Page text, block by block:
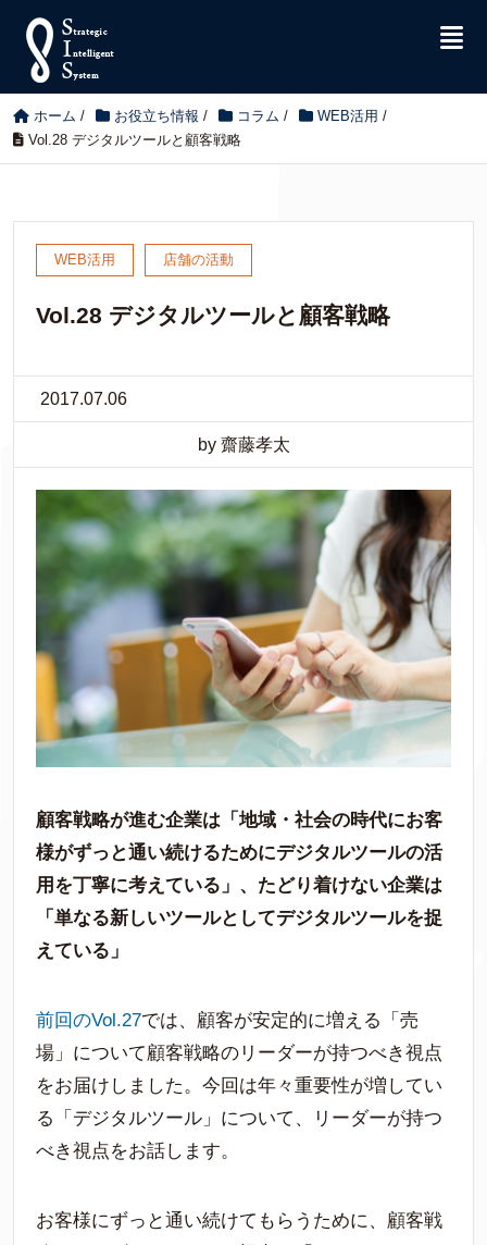
ホーム / お役立ち情報 / コラム / WEB活用 /
Vol.28 デジタルツールと顧客戦略
WEB活用 店舗の活動
Vol.28 デジタルツールと顧客戦略
2017.07.06
by 齋藤孝太
顧客戦略が進む企業は「地域・社会の時代にお客
様がずっと通い続けるためにデジタルツールの活
用を丁寧に考えている」、たどり着けない企業は
「単なる新しいツールとしてデジタルツールを捉
えている」
前回のVol.27では、顧客が安定的に増える「売
場」について顧客戦略のリーダーが持つべき視点
をお届けしました。今回は年々重要性が増してい
る「デジタルツール」について、リーダーが持つ
べき視点をお話します。
お客様にずっと通い続けてもらうために、顧客戦